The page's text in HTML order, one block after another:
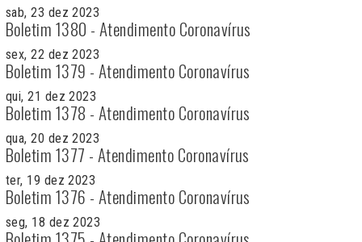
sab, 23 dez 2023
Boletim 1380 - Atendimento Coronavírus
sex, 22 dez 2023
Boletim 1379 - Atendimento Coronavírus
qui, 21 dez 2023
Boletim 1378 - Atendimento Coronavírus
qua, 20 dez 2023
Boletim 1377 - Atendimento Coronavírus
ter, 19 dez 2023
Boletim 1376 - Atendimento Coronavírus
seg, 18 dez 2023